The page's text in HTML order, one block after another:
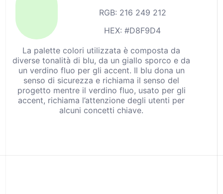
RGB: 216 249 212
HEX: #D8F9D4
La palette colori utilizzata è composta da
diverse tonalità di blu, da un giallo sporco e da
un verdino fluo per gli accent. Il blu dona un
senso di sicurezza e richiama il senso del
progetto mentre il verdino fluo, usato per gli
accent, richiama l’attenzione degli utenti per
alcuni concetti chiave.